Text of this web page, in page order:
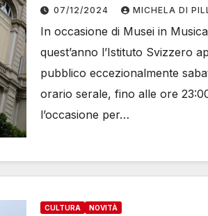
07/12/2024 MICHELA DI
In occasione di Musei in
quest’anno l’Istituto Svizzero
pubblico eccezionalmente
orario serale, fino alle ore
l’occasione per…
CULTURA NOVITÀ